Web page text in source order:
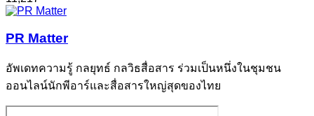
PR Matter
อัพเดทความรู้ กลยุทธ์ กลวิธสื่อสาร ร่วมเป็นหนึ่งในชุมชน
ออนไลน์นักพีอาร์และสื่อสารใหญ่สุดของไทย